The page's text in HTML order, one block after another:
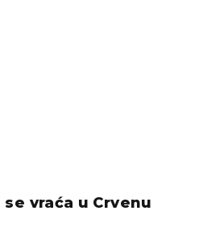
vraća u Crvenu